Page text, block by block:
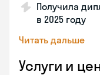
Получила
в 2025 году
Читать дальше
Услуги и